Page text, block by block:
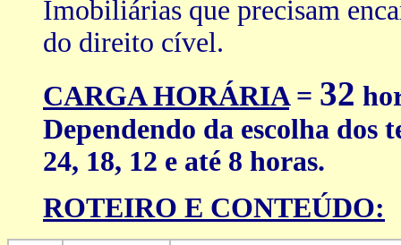
Imobiliárias que precisam
do direito cível.
CARGA HORÁRIA= 32
Dependendo da escolha dos
24, 18, 12 e até 8 horas.
ROTEIRO E CONTEÚDO: